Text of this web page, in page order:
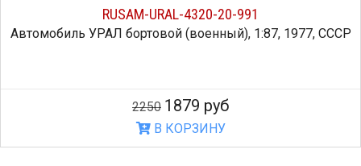
RUSAM-URAL-4320-20-991
Автомобиль УРАЛ бортовой (военный), 1:87, 1977, СССР
2250 1879 руб
В КОРЗИНУ